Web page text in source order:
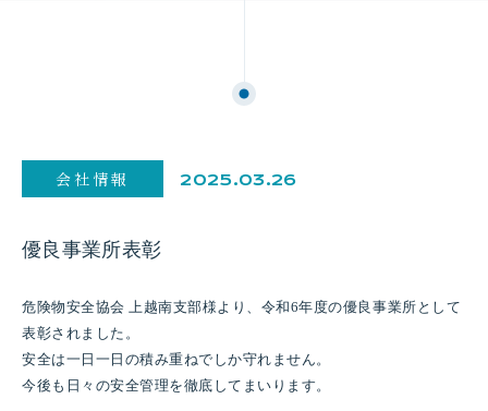
会社情報 2025.03.26
優良事業所表彰
危険物安全協会 上越南支部様より、令和6年度の優良事業所として
表彰されました。
安全は一日一日の積み重ねでしか守れません。
今後も日々の安全管理を徹底してまいります。